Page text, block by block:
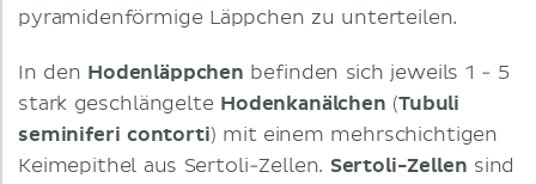
pyramidenförmige Läppchen zu unterteilen.
In den Hodenläppchen befinden sich jeweils 1 - 5
stark geschlängelte Hodenkanälchen (Tubuli
seminiferi contorti) mit einem mehrschichtigen
Keimepithel aus Sertoli-Zellen. Sertoli-Zellen sind